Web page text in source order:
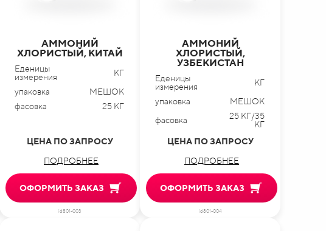
АММОНИЙ
ХЛОРИСТЫЙ, КИТАЙ
Еденицы
измерения
КГ
упаковка
МЕШОК
фасовка
25 КГ
ЦЕНА ПО ЗАПРОСУ
ПОДРОБНЕЕ
ОФОРМИТЬ ЗАКАЗ
id801-003
АММОНИЙ
ХЛОРИСТЫЙ,
УЗБЕКИСТАН
Еденицы
измерения
КГ
упаковка
МЕШОК
фасовка
25 КГ/35
КГ
ЦЕНА ПО ЗАПРОСУ
ПОДРОБНЕЕ
ОФОРМИТЬ ЗАКАЗ
id801-004